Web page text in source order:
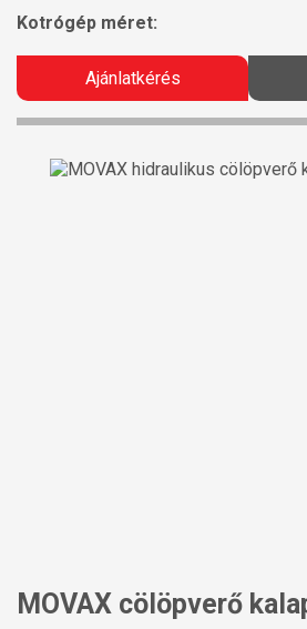
Kotrógép méret:
Ajánlatkérés
MOVAX cölöpverő